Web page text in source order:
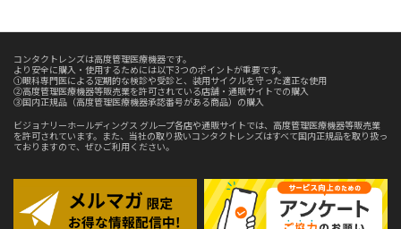
コンタクトレンズは高度管理医療機器です。
より安全に購入・使用するためには以下3つのポイントが重要です。
①眼科専門医による定期的な検診や受診と、装用サイクルを守った適正な使用
②高度管理医療機器等販売業を許可されている店舗・通販サイトでの購入
③国内正規品（高度管理医療機器承認番号がある商品）の購入
ビジョナリーホールディングス グループ各店や通販サイトでは、高度管理医療機器等販売業
を許可されています。また、当社の取り扱いコンタクトレンズはすべて国内正規品を取り扱っ
ておりますので、ぜひご利用ください。